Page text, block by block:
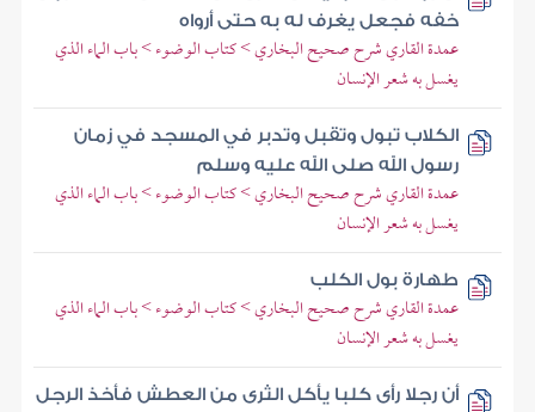
خفه فجعل يغرف له به حتى أرواه
عمدة القاري شرح صحيح البخاري > كتاب الوضوء > باب الماء الذي
يغسل به شعر الإنسان
الكلاب تبول وتقبل وتدبر في المسجد في زمان
رسول الله صلى الله عليه وسلم
عمدة القاري شرح صحيح البخاري > كتاب الوضوء > باب الماء الذي
يغسل به شعر الإنسان
طهارة بول الكلب
عمدة القاري شرح صحيح البخاري > كتاب الوضوء > باب الماء الذي
يغسل به شعر الإنسان
أن رجلا رأى كلبا يأكل الثرى من العطش فأخذ الرجل